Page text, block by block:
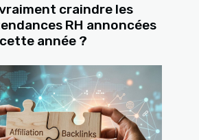
craindre les
RH annoncées
cette année ?